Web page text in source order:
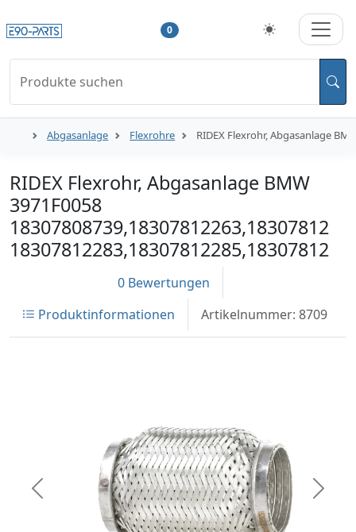
0
Produkte suchen
Abgasanlage Flexrohre RIDEX Flexrohr, Abgasanlage
RIDEX Flexrohr, Abgasanlage BMW
3971F0058
0 Bewertungen
Produktinformationen
Artikelnummer: 8709
Previous Next